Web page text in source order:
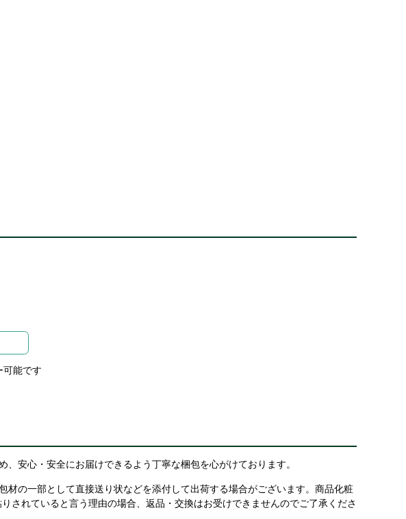
可能です
安心・安全にお届けできるよう丁寧な梱包を心がけております。
の一部として直接送り状などを添付して出荷する場合がございます。商品化粧
されていると言う理由の場合、返品・交換はお受けできませんのでご了承くださ